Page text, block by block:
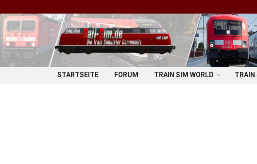
STARTSEITE FORUM TRAIN SIM WORLD TRAIN